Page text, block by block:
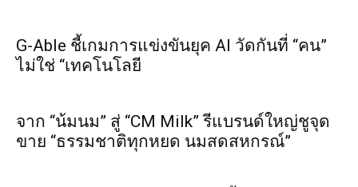
G-Able ชี้เกมการแข่งขันยุค AI วัดกันที่ “คน”
ไม่ใช่ “เทคโนโลยี
จาก “น้มนม” สู่ “CM Milk” รีแบรนด์ใหญ่ชูจุด
ขาย “ธรรมชาติทุกหยด นมสดสหกรณ์”